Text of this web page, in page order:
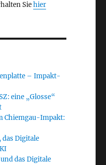
Siehier
– Impakt-
eine „Glosse“
Chiemgau-Impakt:
Digitale
das Digitale